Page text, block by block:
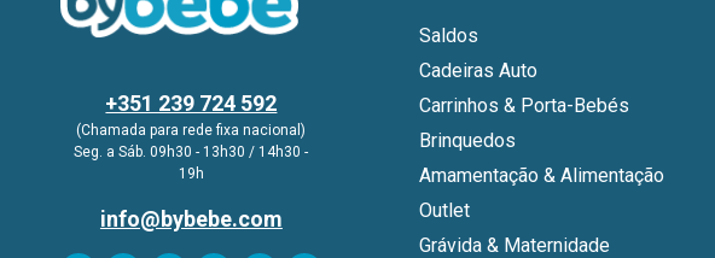
+351 239 724 592
(Chamada para rede fixa nacional)
Seg. a Sáb. 09h30 - 13h30 / 14h30 -
19h
info@bybebe.com
Saldos
Cadeiras Auto
Carrinhos & Porta-Bebés
Brinquedos
Amamentação & Alimentação
Outlet
Grávida & Maternidade